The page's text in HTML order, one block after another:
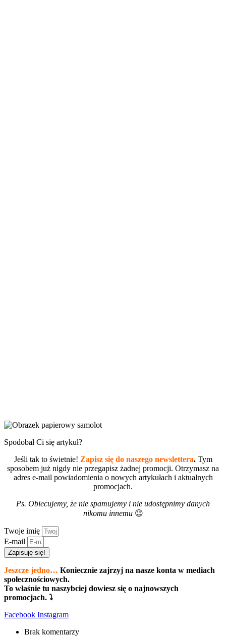
Spodobał Ci się artykuł?
Jeśli tak to świetnie! Zapisz się do naszego newslettera.Tym
sposobem już nigdy nie przegapisz żadnej promocji. Otrzymasz na
adres e-mail powiadomienia o nowych artykułach i aktualnych
promocjach.
Ps. Obiecujemy, że nie spamujemy i nie udostępnimy danych
nikomu innemu😉
Twoje imię
E-mail
Zapisuję się!
Jeszcze jedno… Koniecznie zajrzyj na nasze konta w mediach
społecznościowych.
To właśnie tu naszybciej dowiesz się o najnowszych
promocjach. ⤵
Facebook Instagram
Brak komentarzy